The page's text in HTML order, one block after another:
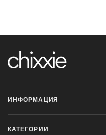
ИНФОРМАЦИЯ
КАТЕГОРИИ